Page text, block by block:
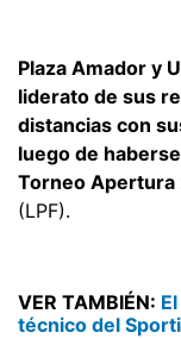
Plaza Amador y
liderato de sus
distancias con
luego de
Torneo Apertura
(LPF).
VER TAMBIÉN:
técnico del